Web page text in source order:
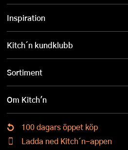
Inspiration
Kitch´n kundklubb
Sortiment
Om Kitch'n
100 dagars öppet köp
Ladda ned Kitch´n-appen